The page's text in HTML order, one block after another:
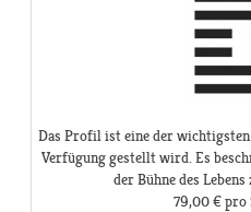
Das Profil ist eine der
Verfügung gestellt wird. Es
der Bühne des
79,00 €pro